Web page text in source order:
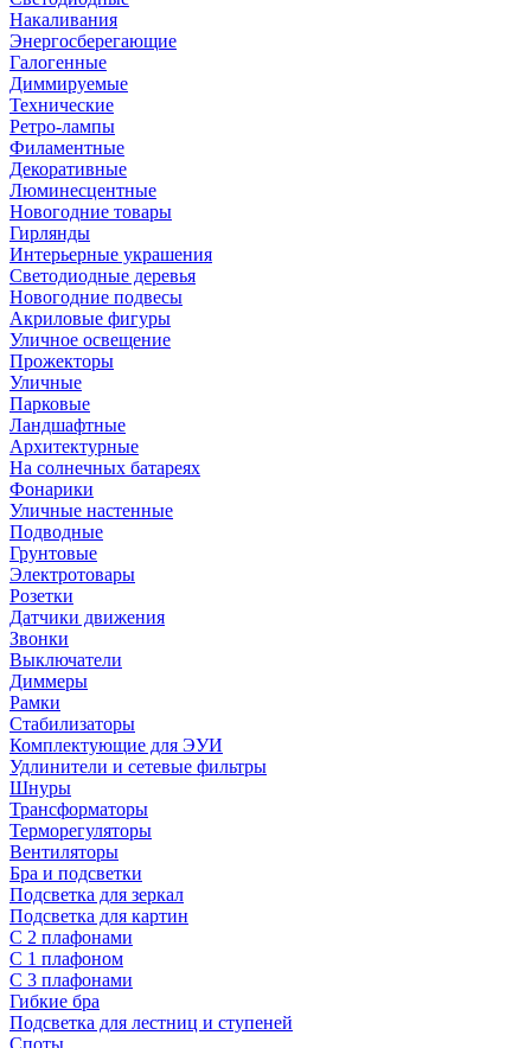
Накаливания
Энергосберегающие
Галогенные
Диммируемые
Технические
Ретро-лампы
Филаментные
Декоративные
Люминесцентные
Новогодние товары
Гирлянды
Интерьерные украшения
Светодиодные деревья
Новогодние подвесы
Акриловые фигуры
Уличное освещение
Прожекторы
Уличные
Парковые
Ландшафтные
Архитектурные
На солнечных батареях
Фонарики
Уличные настенные
Подводные
Грунтовые
Электротовары
Розетки
Датчики движения
Звонки
Выключатели
Диммеры
Рамки
Стабилизаторы
Комплектующие для ЭУИ
Удлинители и сетевые фильтры
Шнуры
Трансформаторы
Терморегуляторы
Вентиляторы
Бра и подсветки
Подсветка для зеркал
Подсветка для картин
С 2 плафонами
С 1 плафоном
С 3 плафонами
Гибкие бра
Подсветка для лестниц и ступеней
Споты